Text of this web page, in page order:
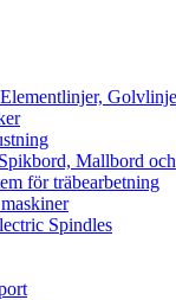
Mallbord
för träbearbetning
Spindles